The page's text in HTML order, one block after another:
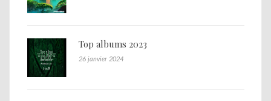
Top albums 2023
26 janvier 2024